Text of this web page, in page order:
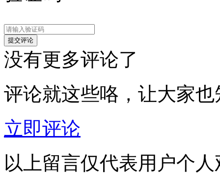
没有更多评论了
评论就这些咯，让大家
立即评论
以上留言仅代表用户个